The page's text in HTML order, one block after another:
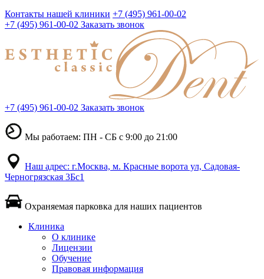
Контакты нашей клиники +7 (495) 961-00-02
+7 (495) 961-00-02 Заказать звонок
+7 (495) 961-00-02 Заказать звонок
Мы работаем: ПН - СБ с 9:00 до 21:00
Наш адрес: г.Москва, м. Красные ворота ул, Садовая-
Черногрязская 3Бс1
Охраняемая парковка для наших пациентов
Клиника
О клинике
Лицензии
Обучение
Правовая информация